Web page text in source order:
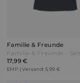
Familie & Freunde
17,99 €
EMP | Versand: 5,99 €